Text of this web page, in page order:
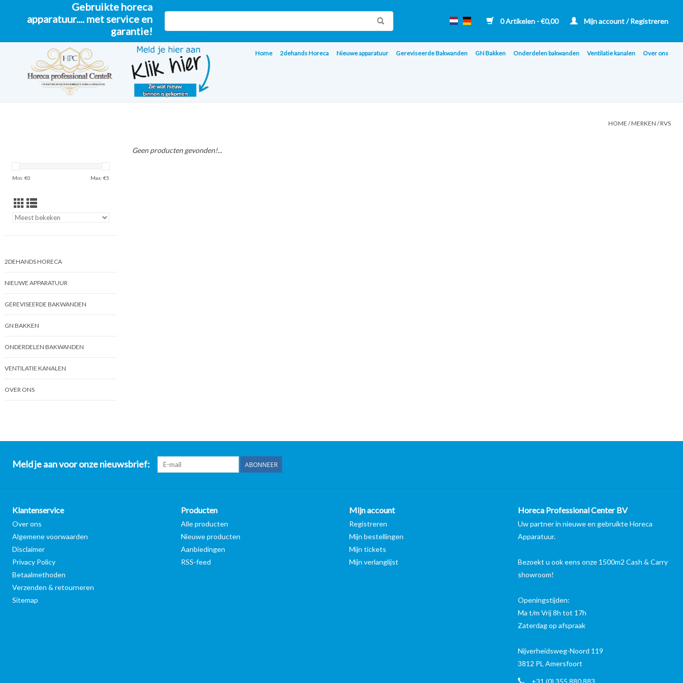
Gebruikte horeca
apparatuur.... met service en
garantie!
0 Artikelen - €0,00 Mijn account / Registreren
Home 2dehands Horeca Nieuwe apparatuur Gereviseerde Bakwanden GN Bakken Onderdelen bakwanden Ventilatie kanalen Over ons
HOME /MERKEN /RVS
Min: €0 Max: €5
2DEHANDS HORECA
NIEUWE APPARATUUR
GEREVISEERDE BAKWANDEN
GN BAKKEN
ONDERDELEN BAKWANDEN
VENTILATIE KANALEN
OVER ONS
Geen producten gevonden!...
Meld je aan voor onze nieuwsbrief: ABONNEER
Klantenservice
Over ons
Algemene voorwaarden
Disclaimer
Privacy Policy
Betaalmethoden
Verzenden & retourneren
Sitemap
Producten
Alle producten
Nieuwe producten
Aanbiedingen
RSS-feed
Mijn account
Registreren
Mijn bestellingen
Mijn tickets
Mijn verlanglijst
Horeca Professional Center BV
Uw partner in nieuwe en gebruikte Horeca
Apparatuur.
Bezoekt u ook eens onze 1500m2 Cash & Carry
showroom!
Openingstijden:
Ma t/m Vrij 8h tot 17h
Zaterdag op afspraak
Nijverheidsweg-Noord 119
3812 PL Amersfoort